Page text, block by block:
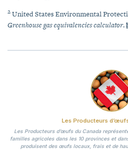
2United States Environmental
Greenhouse gas equivalencies calculator.
Les Producteurs
Les Producteurs d’œufs du Canada
familles agricoles dans les 10 provinces et
produisent des œufs locaux, frais et de